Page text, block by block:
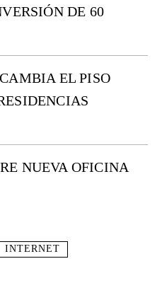
DE 60
EL PISO
NUEVA OFICINA
INTERNET